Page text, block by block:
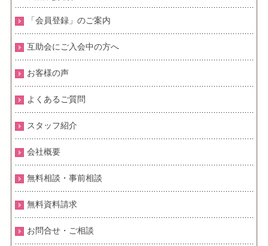
「会員登録」のご案内
互助会にご入会中の方へ
お客様の声
よくあるご質問
スタッフ紹介
会社概要
無料相談・事前相談
無料資料請求
お問合せ・ご相談